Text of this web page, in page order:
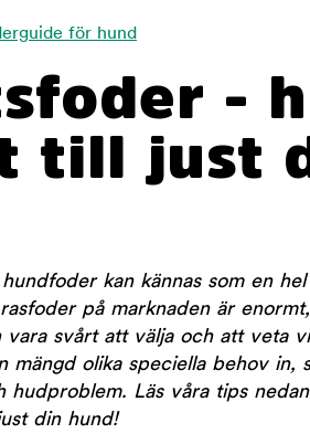
för hund
-
till just
kan kännas som en
på marknaden är
svårt att välja och att veta
mängd olika speciella behov in,
hudproblem. Läs våra tips
din hund!